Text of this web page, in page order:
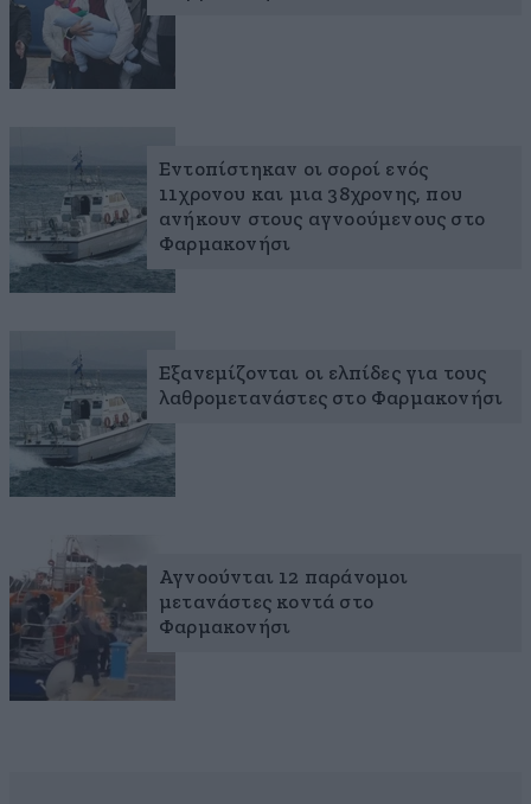
Εντοπίστηκαν οι σοροί ενός
11χρονου και μια 38χρονης, που
ανήκουν στους αγνοούμενους στο
Φαρμακονήσι
Εξανεμίζονται οι ελπίδες για τους
λαθρομετανάστες στο Φαρμακονήσι
Αγνοούνται 12 παράνομοι
μετανάστες κοντά στο
Φαρμακονήσι